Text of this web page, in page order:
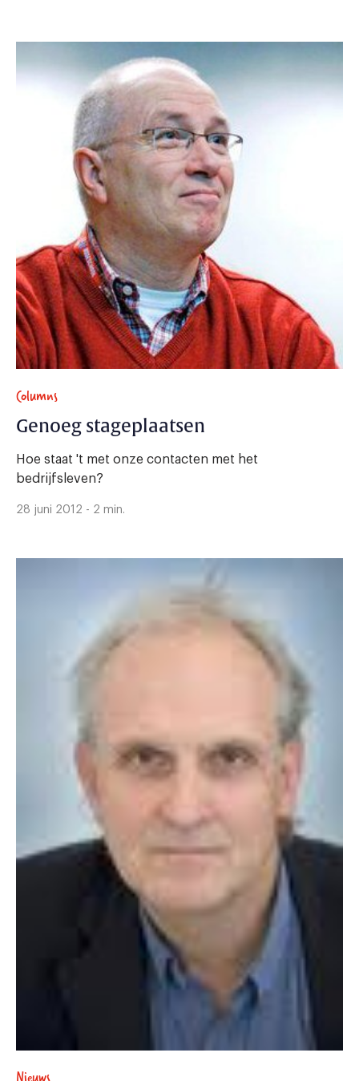
Columns
Genoeg stageplaatsen
Hoe staat 't met onze contacten met het
bedrijfsleven?
28 juni 2012 - 2 min.